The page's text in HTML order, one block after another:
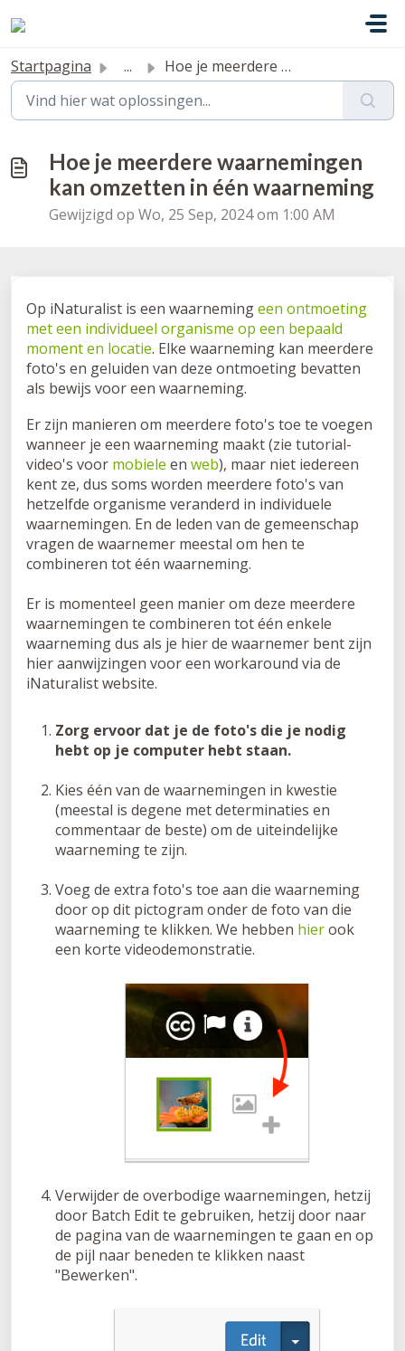
Startpagina ... Hoe je meerdere waarnemingen kan omzetten in één waarneming
Hoe je meerdere waarnemingen
kan omzetten in één waarneming
Gewijzigd op Wo, 25 Sep, 2024 om 1:00 AM
Op iNaturalist is een waarnemingeen ontmoeting
met een individueel organisme op een bepaald
moment en locatie. Elke waarneming kan meerdere
foto's en geluiden van deze ontmoeting bevatten
als bewijs voor een waarneming.
Er zijn manieren om meerdere foto's toe te voegen
wanneer je een waarneming maakt (zie tutorial-
video's voor mobiele en web), maar niet iedereen
kent ze, dus soms worden meerdere foto's van
hetzelfde organisme veranderd in individuele
waarnemingen. En de leden van de gemeenschap
vragen de waarnemer meestal om hen te
combineren tot één waarneming.
Er is momenteel geen manier om deze meerdere
waarnemingen te combineren tot één enkele
waarneming dus als je hier de waarnemer bent zijn
hier aanwijzingen voor een workaround via de
iNaturalist website.
Zorg ervoor dat je de foto's die je nodig
hebt op je computer hebt staan.
Kies één van de waarnemingen in kwestie
(meestal is degene met determinaties en
commentaar de beste) om de uiteindelijke
waarneming te zijn.
Voeg de extra foto's toe aan die waarneming
door op dit pictogram onder de foto van die
waarneming te klikken. We hebben hierook
een korte videodemonstratie.
Verwijder de overbodige waarnemingen, hetzij
door Batch Edit te gebruiken, hetzij door naar
de pagina van de waarnemingen te gaan en op
de pijl naar beneden te klikken naast
"Bewerken".